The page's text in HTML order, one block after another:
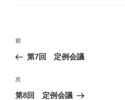
投
ナ
ビ
ゲ
前
の
稿
前
第7回 定例会議
次
の
次
第8回 定例会議